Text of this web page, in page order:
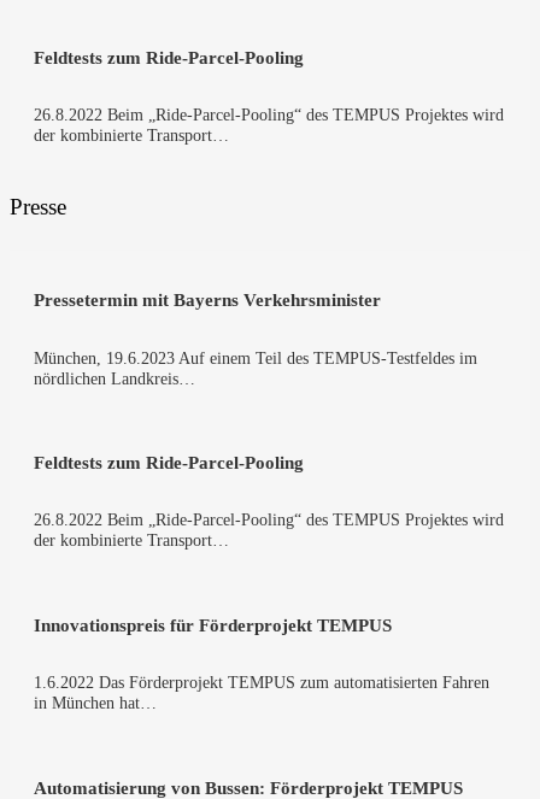
Feld­tests zum Ride-Parcel-Pooling
26.8.2022 Beim „Ride-Parcel-Pooling“ des TEMPUS Pro­jek­tes wird
der kom­bi­nier­te Trans­port…
Presse
Pres­se­ter­min mit Bay­erns Verkehrsminister
Mün­chen, 19.6.2023 Auf einem Teil des TEMPUS-Testfeldes im
nörd­li­chen Land­kreis…
Feld­tests zum Ride-Parcel-Pooling
26.8.2022 Beim „Ride-Parcel-Pooling“ des TEMPUS Pro­jek­tes wird
der kom­bi­nier­te Trans­port…
Inno­va­ti­ons­preis für För­der­pro­jekt TEMPUS
1.6.2022 Das För­der­pro­jekt TEMPUS zum auto­ma­ti­sier­ten Fah­ren
in Mün­chen hat…
Auto­ma­ti­sie­rung von Bus­sen: För­der­pro­jekt TEMPUS